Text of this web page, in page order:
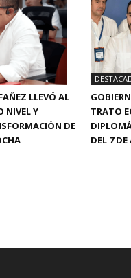
LLEVÓ AL
NIVEL Y
DE
TRATO
DEL 7